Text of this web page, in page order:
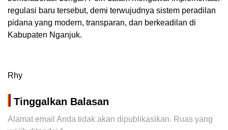
regulasi baru tersebut, demi terwujudnya sistem peradilan
pidana yang modern, transparan, dan berkeadilan di
Kabupaten Nganjuk.
Rhy
Tinggalkan Balasan
Alamat email Anda tidak akan dipublikasikan. Ruas yang